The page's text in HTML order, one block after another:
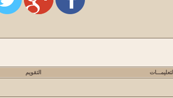
التعليمـــات التقويم